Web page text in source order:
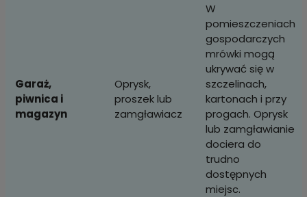
Garaż,
piwnica i
magazyn
Oprysk,
proszek lub
zamgławiacz
W
pomieszczeniach
gospodarczych
mrówki mogą
ukrywać się w
szczelinach,
kartonach i przy
progach. Oprysk
lub zamgławianie
dociera do
trudno
dostępnych
miejsc.